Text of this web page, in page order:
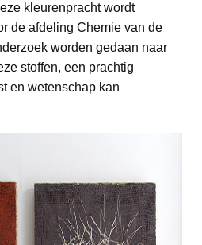
kleurenpracht wordt
de afdeling Chemie van de
worden gedaan naar
stoffen, een prachtig
en wetenschap kan